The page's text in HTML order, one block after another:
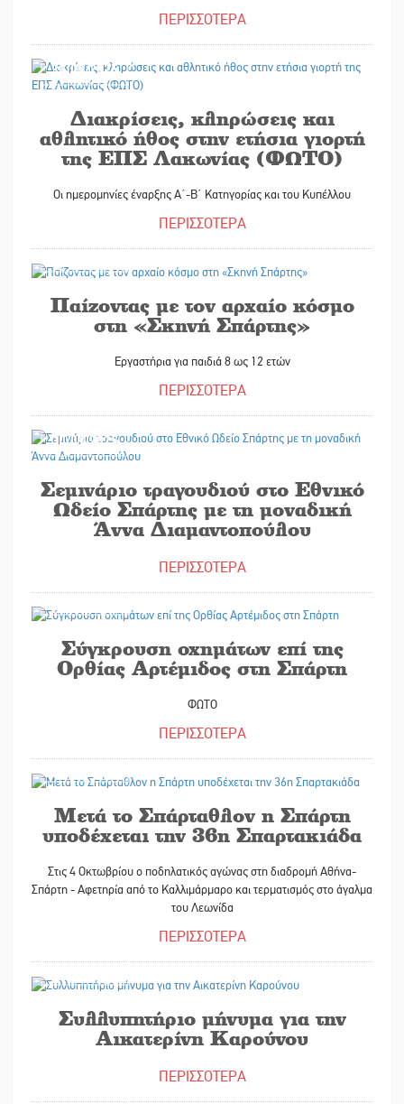
ΠΕΡΙΣΣΟΤΕΡΑ
30/09/2025
Διακρίσεις, κληρώσεις και
αθλητικό ήθος στην ετήσια γιορτή
της ΕΠΣ Λακωνίας (ΦΩΤΟ)
Οι ημερομηνίες έναρξης Α΄-Β΄ Κατηγορίας και του Κυπέλλου
ΠΕΡΙΣΣΟΤΕΡΑ
Παίζοντας με τον αρχαίο κόσμο
στη «Σκηνή Σπάρτης»
Εργαστήρια για παιδιά 8 ως 12 ετών
ΠΕΡΙΣΣΟΤΕΡΑ
30/09/2025
Σεμινάριο τραγουδιού στο Εθνικό
Ωδείο Σπάρτης με τη μοναδική
Άννα Διαμαντοπούλου
ΠΕΡΙΣΣΟΤΕΡΑ
Σύγκρουση οχημάτων επί της
Ορθίας Αρτέμιδος στη Σπάρτη
ΦΩΤΟ
ΠΕΡΙΣΣΟΤΕΡΑ
Μετά το Σπάρταθλον η Σπάρτη
υποδέχεται την 36η Σπαρτακιάδα
Στις 4 Οκτωβρίου ο ποδηλατικός αγώνας στη διαδρομή Αθήνα-
Σπάρτη - Αφετηρία από το Καλλιμάρμαρο και τερματισμός στο άγαλμα
του Λεωνίδα
ΠΕΡΙΣΣΟΤΕΡΑ
Συλλυπητήριο μήνυμα για την
Αικατερίνη Καρούνου
ΠΕΡΙΣΣΟΤΕΡΑ